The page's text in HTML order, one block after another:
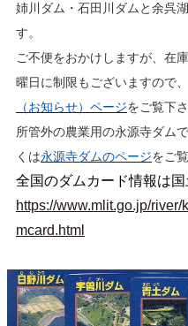
姉川ダム・石田川ダムと余呉
す。
ご不便をおかけしますが、在
曜日に制限もございますので
（お知らせ）ページをご覧下さ
所管外の農業用の永源寺ダム
くは永源寺ダムのページをご
全国のダムカード情報は
https://www.mlit.go.jp/
mcard.html